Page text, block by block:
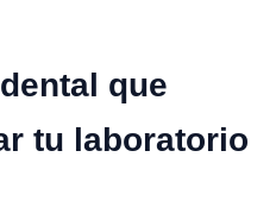
que
tu laboratorio